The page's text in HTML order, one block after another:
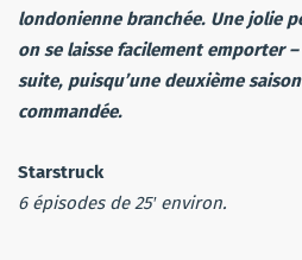
londonienne branchée. Une jolie
on se laisse facilement emporter
suite, puisqu’une deuxième
commandée.
Starstruck
6 épisodes de 25′ environ.